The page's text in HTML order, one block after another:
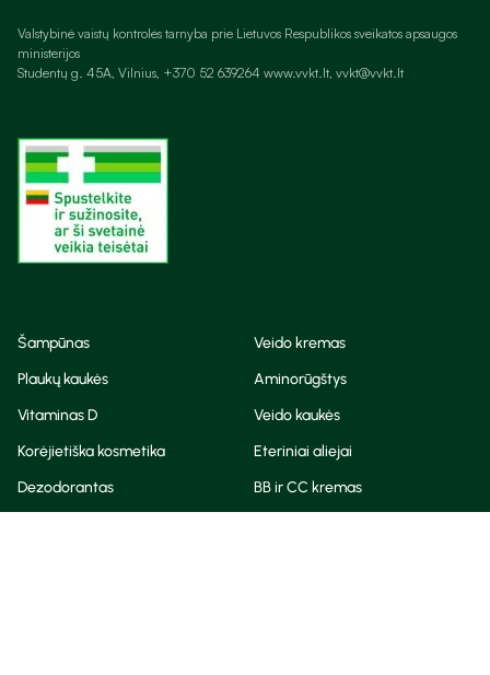
Valstybinė vaistų kontrolės tarnyba prie Lietuvos Respublikos sveikatos apsaugos
ministerijos
Studentų g. 45A, Vilnius, +370 52 639264 www.vvkt.lt, vvkt@vvkt.lt
Šampūnas
Veido kremas
Plaukų kaukės
Aminorūgštys
Vitaminas D
Veido kaukės
Korėjietiška kosmetika
Eteriniai aliejai
Dezodorantas
BB ir CC kremas